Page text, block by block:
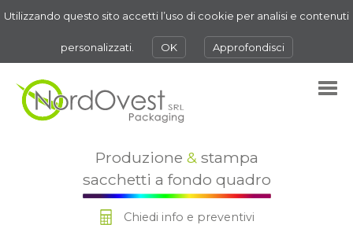
Utilizzando questo sito accetti l’uso di cookie per analisi e contenuti
personalizzati. OK Approfondisci
Produzione &stampa
sacchetti a fondo quadro
Chiedi info e preventivi